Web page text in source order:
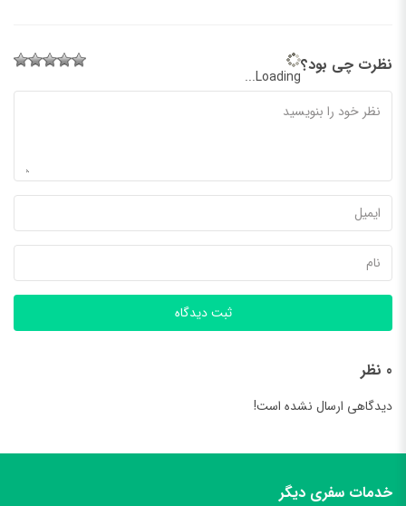
نظرت چی بود؟
Loading...
ثبت دیدگاه
0 نظر
دیدگاهی ارسال نشده است!
خدمات سفری دیگر